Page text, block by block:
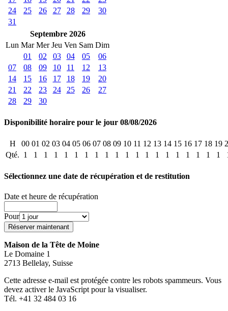
24
25 26 27 28 29
30
31
Septembre 2026
Lun Mar Mer Jeu Ven Sam Dim
01
02 03 04 05
06
07
08 09 10 11 12
13
14
15 16 17 18 19
20
21
22 23 24 25 26
27
28
29 30
Disponibilité horaire pour le jour 08/08/2026
H 00 01 02 03 04 05 06 07 08 09 10 11 12 13 14 15 16 17 18 19
Qté. 1 1 1 1 1 1 1 1 1 1 1 1 1 1 1 1 1 1 1 1
Sélectionnez une date de récupération et de restitution
Date et heure de récupération
Pour
Maison de la Tête de Moine
Le Domaine 1
2713 Bellelay, Suisse
Cette adresse e-mail est protégée contre les robots spammeurs. Vous
devez activer le JavaScript pour la visualiser.
Tél. +41 32 484 03 16